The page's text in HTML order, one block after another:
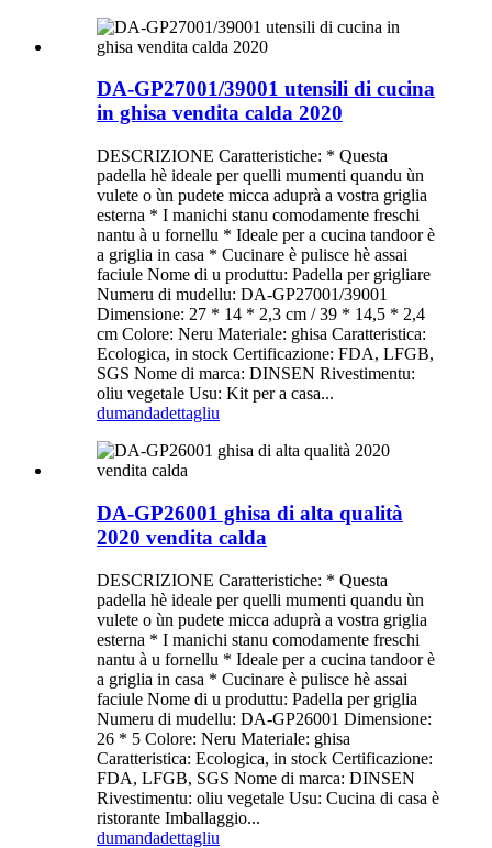
DA-GP27001/39001 utensili di cucina
in ghisa vendita calda 2020
DESCRIZIONE Caratteristiche: * Questa
padella hè ideale per quelli mumenti quandu ùn
vulete o ùn pudete micca aduprà a vostra griglia
esterna * I manichi stanu comodamente freschi
nantu à u fornellu * Ideale per a cucina tandoor è
a griglia in casa * Cucinare è pulisce hè assai
faciule Nome di u produttu: Padella per grigliare
Numeru di mudellu: DA-GP27001/39001
Dimensione: 27 * 14 * 2,3 cm / 39 * 14,5 * 2,4
cm Colore: Neru Materiale: ghisa Caratteristica:
Ecologica, in stock Certificazione: FDA, LFGB,
SGS Nome di marca: DINSEN Rivestimentu:
oliu vegetale Usu: Kit per a casa...
dumandadettagliu
DA-GP26001 ghisa di alta qualità
2020 vendita calda
DESCRIZIONE Caratteristiche: * Questa
padella hè ideale per quelli mumenti quandu ùn
vulete o ùn pudete micca aduprà a vostra griglia
esterna * I manichi stanu comodamente freschi
nantu à u fornellu * Ideale per a cucina tandoor è
a griglia in casa * Cucinare è pulisce hè assai
faciule Nome di u produttu: Padella per griglia
Numeru di mudellu: DA-GP26001 Dimensione:
26 * 5 Colore: Neru Materiale: ghisa
Caratteristica: Ecologica, in stock Certificazione:
FDA, LFGB, SGS Nome di marca: DINSEN
Rivestimentu: oliu vegetale Usu: Cucina di casa è
ristorante Imballaggio...
dumandadettagliu